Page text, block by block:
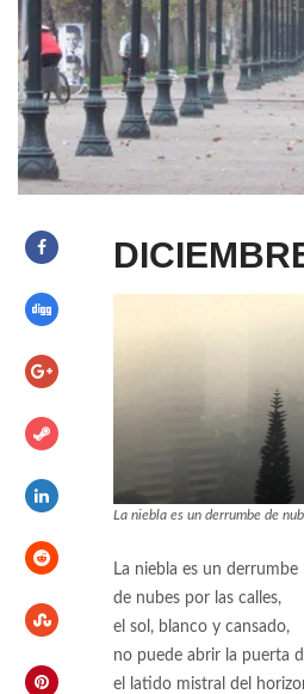
La niebla es un derrumbe de
La niebla es un derrumbe
de nubes por las calles,
el sol, blanco y cansado,
no puede abrir la puerta
el latido mistral del